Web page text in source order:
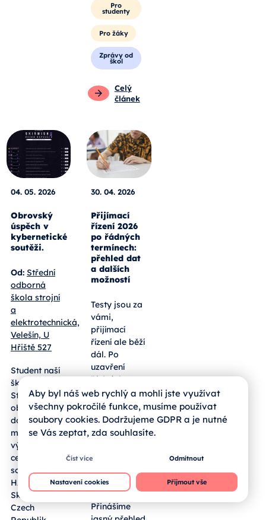
Pro
studenty
Pro žáky
Zprávy od
škol
Celý
článek
04. 05. 2026
Obrovský
úspěch v
kybernetické
soutěži.
Od: Střední
odborná
škola strojní
a
elektrotechnická,
Velešín, U
Hřiště 527
Student naší
školy Jakub
Stašek (IE3 –
obor EPS)
dosáhl
mimořádného
výsledku v
celostátní
soutěži
HAXAGON
Skirmish
Czech
30. 04. 2026
Přijímací
řízení 2026
po řádných
termínech:
přehled dat
a dalších
možností
Testy jsou za
vámi,
přijímací
řízení ale běží
dál. Po
uzavření
řádných
termínů
jednotných
přijímaček
pro maturitní
nástavby
žáky fáze
hodnocení.
Přinášíme
Aby byl náš web rychlý a mohli jste využívat
všechny pokročilé funkce, musíme používat
soubory cookies. Dodržujeme GDPR a je nutné
se Vás zeptat, zda souhlasíte.
Číst více Odmítnout
Nastavení cookies Přijmout vše